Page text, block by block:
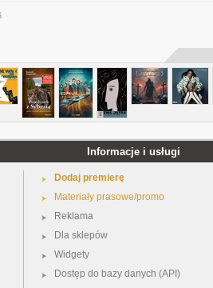
Informacje i usługi
Dodaj premierę
Materiały prasowe/promo
Reklama
Dla sklepów
Widgety
Dostęp do bazy danych (API)